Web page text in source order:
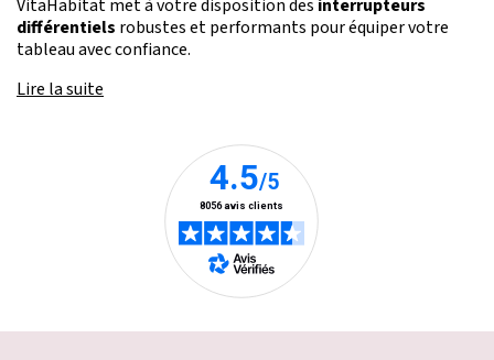
VitaHabitat met à votre disposition des interrupteurs
différentiels robustes et performants pour équiper votre
tableau avec confiance.
Lire la suite